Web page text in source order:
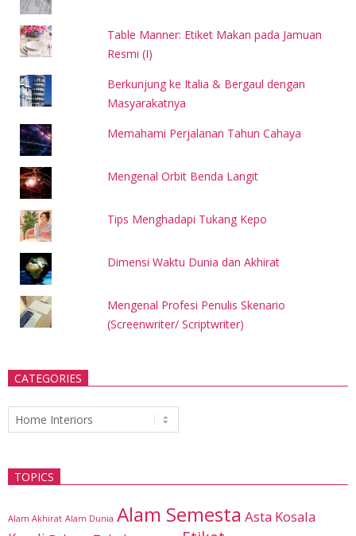
Table Manner: Etiket Makan pada Jamuan
Resmi (I)
Berkunjung ke Italia & Bergaul dengan
Masyarakatnya
Memahami Perjalanan Tahun Cahaya
Mengenal Orbit Benda Langit
Tips Menghadapi Tukang Kepo
Dimensi Waktu Dunia dan Akhirat
Mengenal Profesi Penulis Skenario
(Screenwriter/ Scriptwriter)
CATEGORIES
Categories
TOPICS
Alam Akhirat Alam Dunia Alam Semesta Asta Kosala